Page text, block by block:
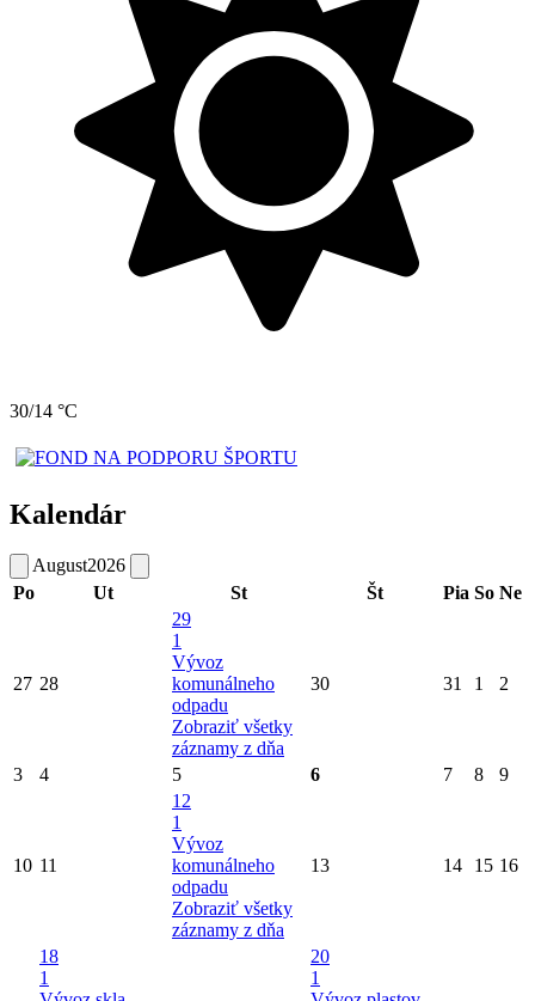
30/14 °C
Kalendár
August2026
Po
Ut St Št Pia So Ne
27 28
29
1
Vývoz
komunálneho
odpadu
Zobraziť všetky
záznamy z dňa
30 31 1 2
3 4 5 6 7 8 9
10 11
12
1
Vývoz
komunálneho
odpadu
Zobraziť všetky
záznamy z dňa
13 14 15 16
18
1
20
1